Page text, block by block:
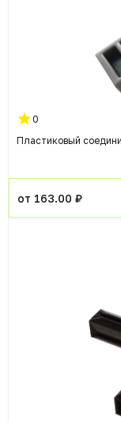
0
Пластиковый
от 163.00 ₽